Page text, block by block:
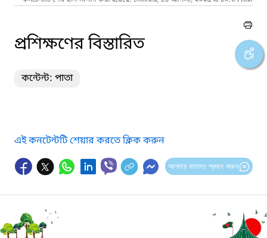
প্রশিক্ষণের বিস্তারিত
কন্টেন্ট: পাতা
এই কনটেন্টটি শেয়ার করতে ক্লিক করুন
আপনার মতামত প্রদান করুন